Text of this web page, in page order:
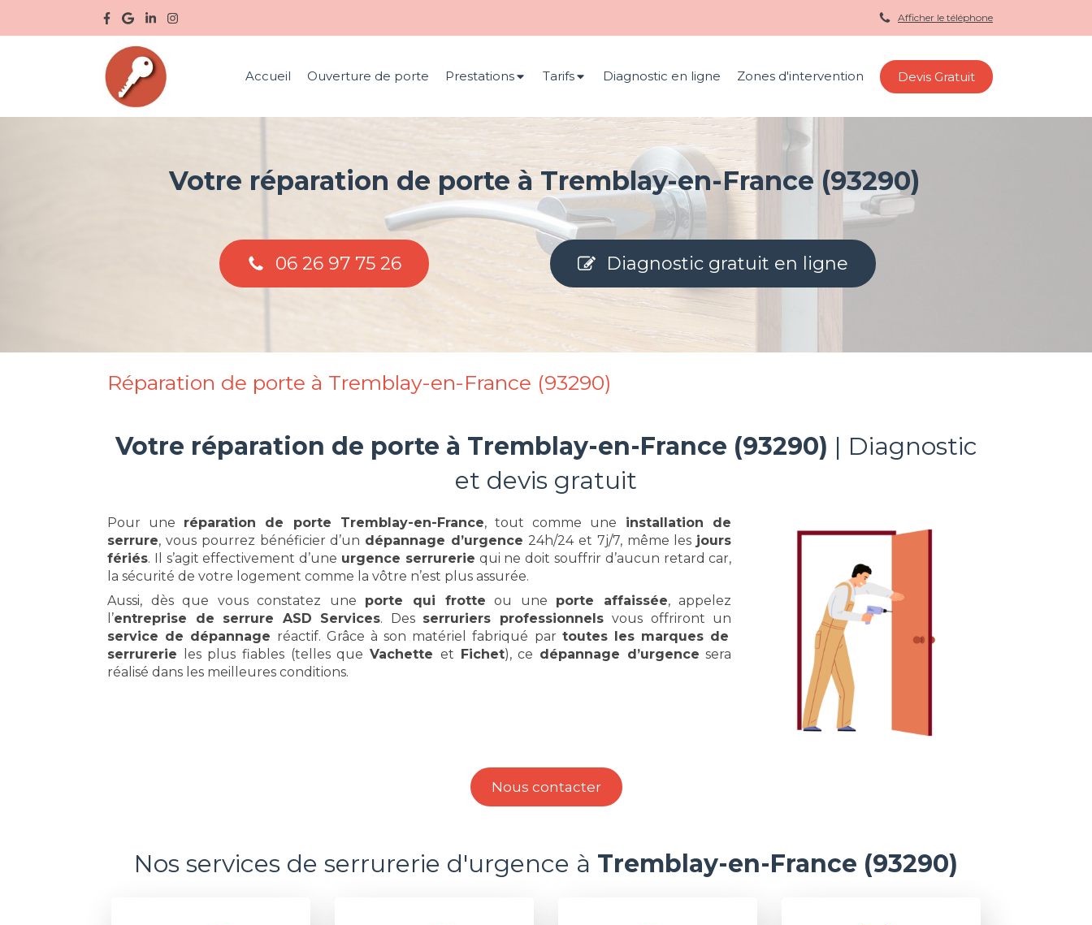
Afficher le téléphone
Accueil Ouverture de porte Prestations Tarifs Diagnostic en ligne Zones d'intervention Devis Gratuit
Votre réparation de porte à Tremblay-en-France (93290)
06 26 97 75 26 Diagnostic gratuit en ligne
Réparation de porte à Tremblay-en-France (93290)
Votre réparation de porte à Tremblay-en-France (93290) | Diagnostic
et devis gratuit
Pour une réparation de porte Tremblay-en-France, tout comme une installation de
serrure, vous pourrez bénéficier d’un dépannage d’urgence 24h/24 et 7j/7, même les jours
fériés. Il s’agit effectivement d’une urgence serrurerie qui ne doit souffrir d’aucun retard car,
la sécurité de votre logement comme la vôtre n’est plus assurée.
Aussi, dès que vous constatez une porte qui frotte ou une porte affaissée, appelez
l’entreprise de serrure ASD Services. Des serruriers professionnels vous offriront un
service de dépannage réactif. Grâce à son matériel fabriqué par toutes les marques de
serrurerie les plus fiables (telles queVachette et Fichet), ce dépannage d’urgence sera
réalisé dans les meilleures conditions.
Nous contacter
Nos services de serrurerie d'urgence à Tremblay-en-France (93290)